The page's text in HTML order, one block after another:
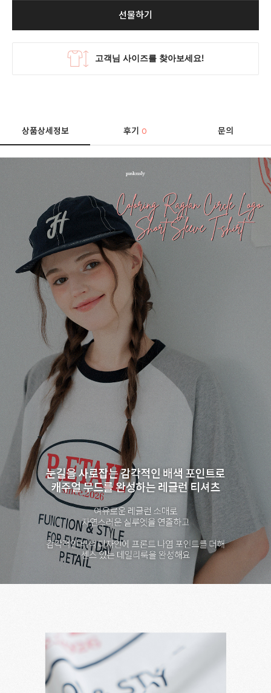
선물하기
상품상세정보 후기0 문의